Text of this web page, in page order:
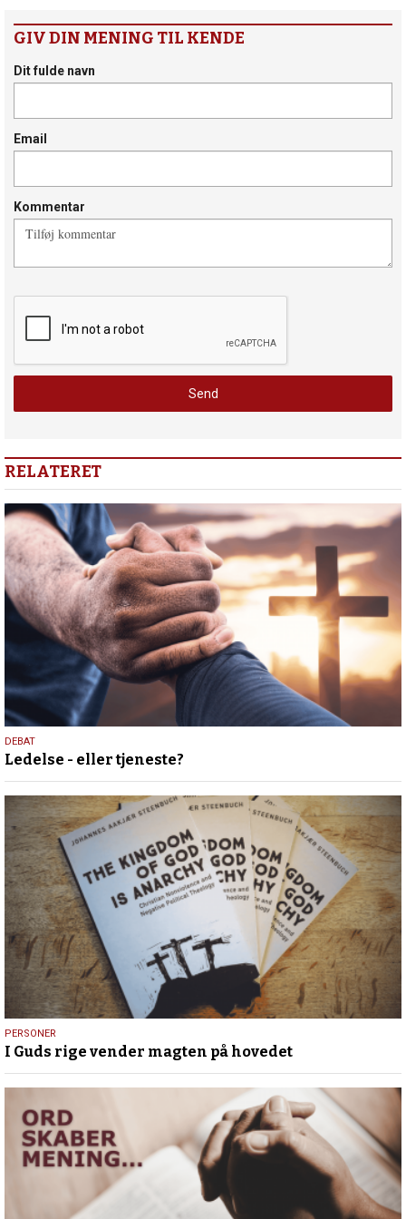
GIV DIN MENING TIL KENDE
Dit fulde navn
Email
Kommentar
RELATERET
10.
juni
2026
DEBAT
Ledelse - eller tjeneste?
27.
april
2026
PERSONER
I Guds rige vender magten på hovedet